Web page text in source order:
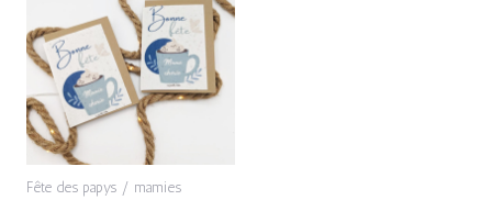
Fête des papys / mamies